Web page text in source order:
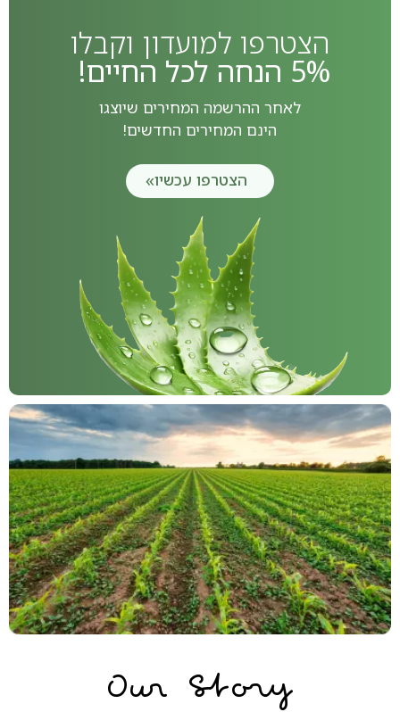
הצטרפו למועדון וקבלו
5% הנחה לכל החיים!
לאחר ההרשמה המחירים שיוצגו
הינם המחירים החדשים!
הצטרפו עכשיו
Our Story